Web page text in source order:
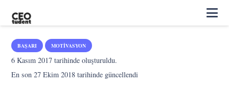
BAŞARI MOTIVASYON
6 Kasım 2017 tarihinde oluşturuldu.
En son27 Ekim 2018 tarihinde güncellendi